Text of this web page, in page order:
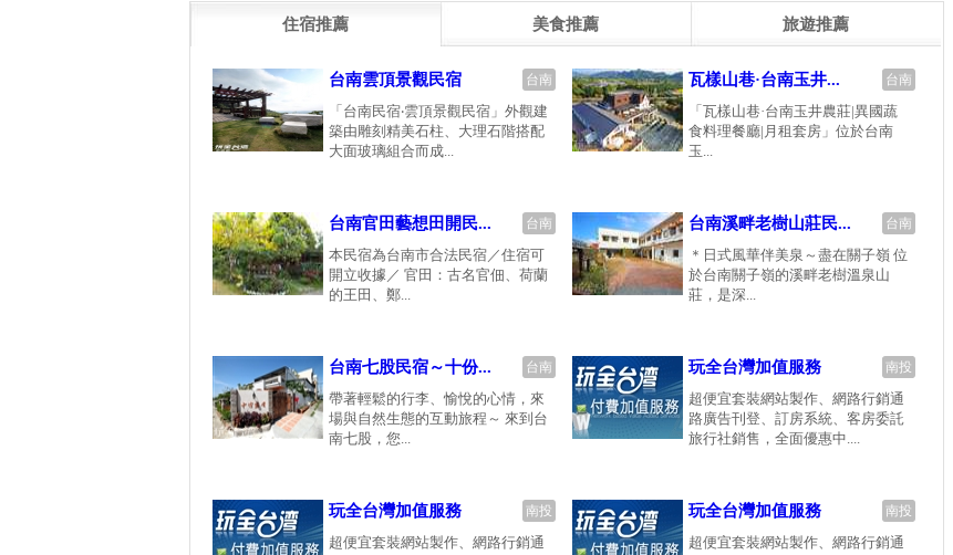
住宿推薦 美食推薦 旅遊推薦
台南
台南雲頂景觀民宿
「台南民宿‧雲頂景觀民宿」外觀建
築由雕刻精美石柱、大理石階搭配
大面玻璃組合而成...
台南
瓦樣山巷·台南玉井...
「瓦樣山巷·台南玉井農莊|異國蔬
食料理餐廳|月租套房」位於台南
玉...
台南
台南官田藝想田開民...
本民宿為台南市合法民宿／住宿可
開立收據／ 官田：古名官佃、荷蘭
的王田、鄭...
台南
台南溪畔老樹山莊民...
＊日式風華伴美泉～盡在關子嶺 位
於台南關子嶺的溪畔老樹溫泉山
莊，是深...
台南
台南七股民宿～十份...
帶著輕鬆的行李、愉悅的心情，來
場與自然生態的互動旅程～ 來到台
南七股，您...
南投
玩全台灣加值服務
超便宜套裝網站製作、網路行銷通
路廣告刊登、訂房系統、客房委託
旅行社銷售，全面優惠中....
南投
玩全台灣加值服務
超便宜套裝網站製作、網路行銷通
南投
玩全台灣加值服務
超便宜套裝網站製作、網路行銷通